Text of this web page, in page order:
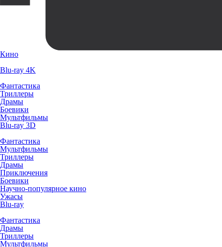
Кино
Blu-ray 4K
Фантастика
Триллеры
Драмы
Боевики
Мультфильмы
Blu-ray 3D
Фантастика
Мультфильмы
Триллеры
Драмы
Приключения
Боевики
Научно-популярное кино
Ужасы
Blu-ray
Фантастика
Драмы
Триллеры
Мультфильмы